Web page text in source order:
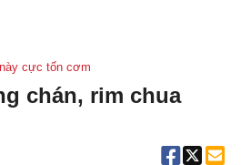
cực tốn cơm
chán, rim chua